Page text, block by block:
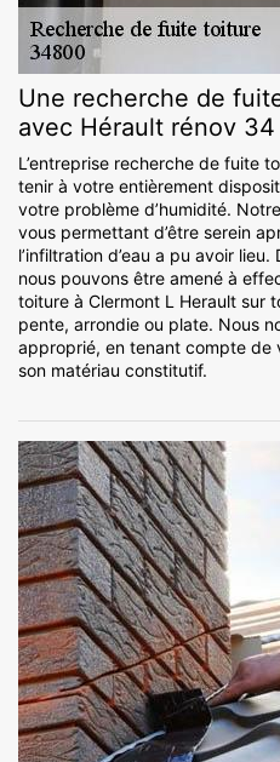
Une recherche de
avec Hérault rénov 34
L’entreprise recherche de fuite
tenir à votre entièrement
votre problème d’humidité.
vous permettant d’être serein
l’infiltration d’eau a pu avoir
nous pouvons être amené à
toiture à Clermont L Herault sur
pente, arrondie ou plate. Nous
approprié, en tenant compte
son matériau constitutif.